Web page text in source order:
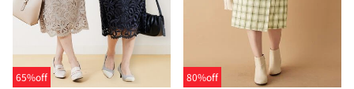
65%off
80%off